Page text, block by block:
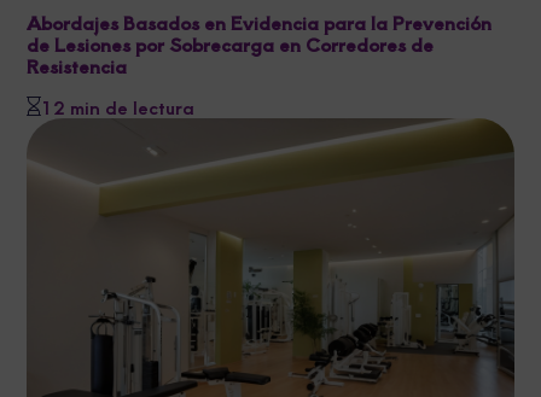
Abordajes Basados en Evidencia para la Prevención
de Lesiones por Sobrecarga en Corredores de
Resistencia
12 min de lectura